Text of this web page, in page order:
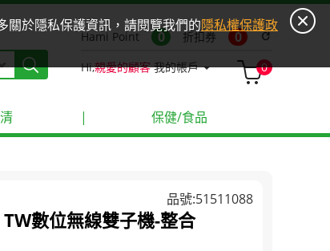
於隱私保護資訊，請閱覽我們的隱私權保護政
Hami Point 0 折扣券 0 refresh
Hi,親愛的顧客 我的帳戶 0
| 保健/食品
品號:51511088
數位無線雙子機-整合